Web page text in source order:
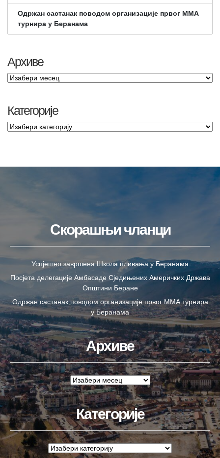
Одржан састанак поводом организације првог ММА
турнира у Беранама
Архиве
Категорије
Скорашњи чланци
Успјешно завршена Школа пливања у Беранама
Посјета делегације Амбасаде Сједињених Америчких Држава
Општини Беране
Одржан састанак поводом организације првог ММА турнира
у Беранама
Архиве
Категорије